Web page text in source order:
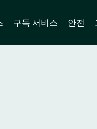
구독 서비스 안전